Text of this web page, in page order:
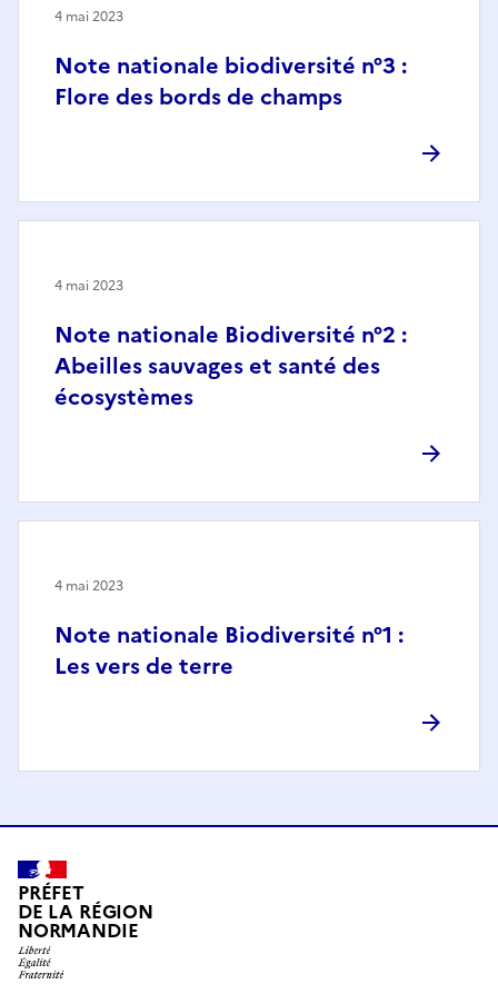
Note nationale biodiversité n°3 :
Flore des bords de champs
4 mai 2023
Note nationale Biodiversité n°2 :
Abeilles sauvages et santé des
écosystèmes
4 mai 2023
Note nationale Biodiversité n°1 :
Les vers de terre
4 mai 2023
PRÉFET
DE LA RÉGION
NORMANDIE